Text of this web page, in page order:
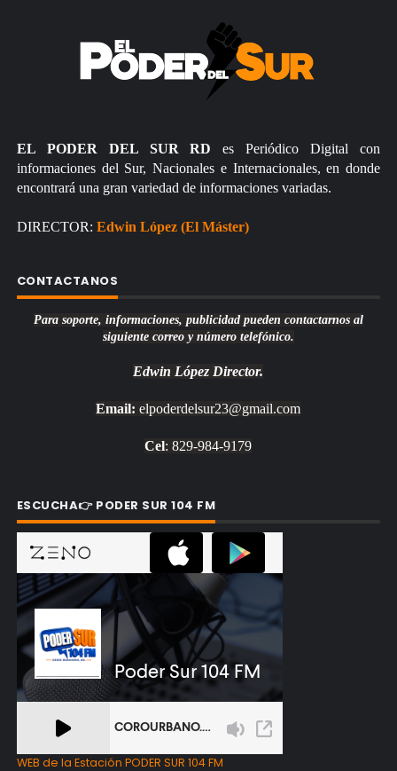
EL PODER DEL SUR RD es Periódico Digital con
informaciones del Sur, Nacionales e Internacionales, en donde
encontrará una gran variedad de informaciones variadas.
DIRECTOR: Edwin López (El Máster)
CONTACTANOS
Para soporte, informaciones, publicidad pueden contactarnos al
siguiente correo y número telefónico.
Edwin López Director.
Email: elpoderdelsur23@gmail.com
Cel: 829-984-9179
ESCUCHA👉 PODER SUR 104 FM
WEB de la Estación PODER SUR 104 FM